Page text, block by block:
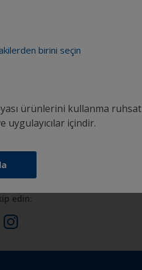
birini seçin
ürünlerini kullanma
uygulayıcılar içindir.
olan tüm
edin: